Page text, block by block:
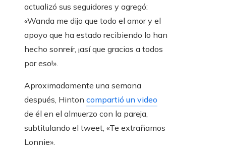
actualizó sus seguidores y agregó:
«Wanda me dijo que todo el amor y el
apoyo que ha estado recibiendo lo han
hecho sonreír, ¡así que gracias a todos
por eso!».
Aproximadamente una semana
después, Hinton compartió un video
de él en el almuerzo con la pareja,
subtitulando el tweet, «Te extrañamos
Lonnie».